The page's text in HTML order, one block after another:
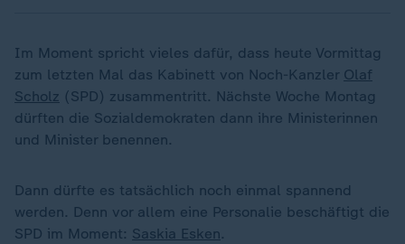
Im Moment spricht vieles dafür, dass heute Vormittag
zum letzten Mal das Kabinett von Noch-Kanzler Olaf
Scholz (SPD) zusammentritt. Nächste Woche Montag
dürften die Sozialdemokraten dann ihre Ministerinnen
und Minister benennen.
Dann dürfte es tatsächlich noch einmal spannend
werden. Denn vor allem eine Personalie beschäftigt die
SPD im Moment: Saskia Esken.